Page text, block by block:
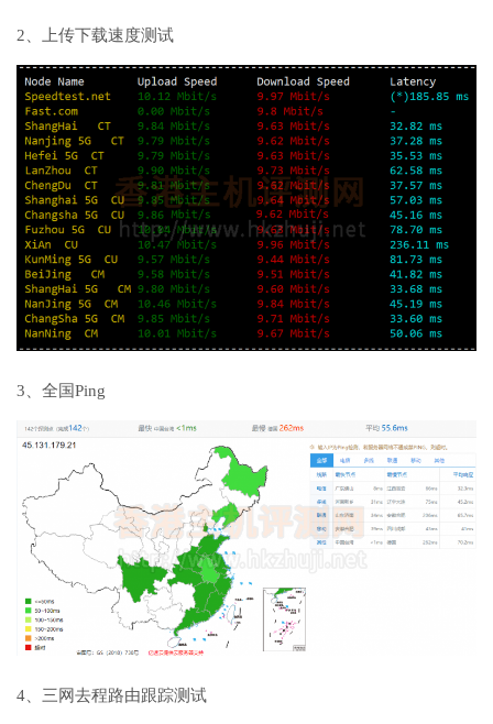
2、上传下载速度测试
3、全国Ping
4、三网去程路由跟踪测试